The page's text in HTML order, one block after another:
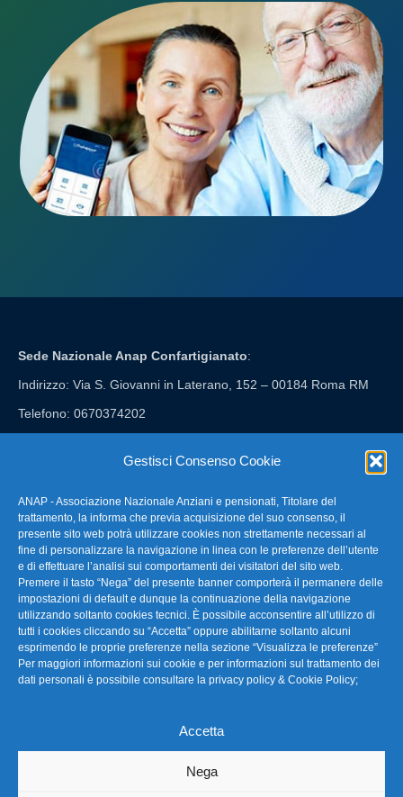
Gestisci Consenso Cookie
ANAP - Associazione Nazionale Anziani e pensionati, Titolare del
trattamento, la informa che previa acquisizione del suo consenso, il
presente sito web potrà utilizzare cookies non strettamente necessari al
fine di personalizzare la navigazione in linea con le preferenze dell’utente
e di effettuare l’analisi sui comportamenti dei visitatori del sito web.
Premere il tasto “Nega” del presente banner comporterà il permanere delle
impostazioni di default e dunque la continuazione della navigazione
utilizzando soltanto cookies tecnici. È possibile acconsentire all’utilizzo di
tutti i cookies cliccando su “Accetta” oppure abilitarne soltanto alcuni
esprimendo le proprie preferenze nella sezione “Visualizza le preferenze”
Per maggiori informazioni sui cookie e per informazioni sul trattamento dei
dati personali è possibile consultare la privacy policy & Cookie Policy;
Accetta
Nega
Sede Nazionale Anap Confartigianato:
Indirizzo: Via S. Giovanni in Laterano, 152 – 00184 Roma RM
Telefono: 0670374202
FAQ – Domande Frequenti
La nostra Newsletter
Link Utili
TG Confartigianato
Privacy & Cookie Policy
Seguici